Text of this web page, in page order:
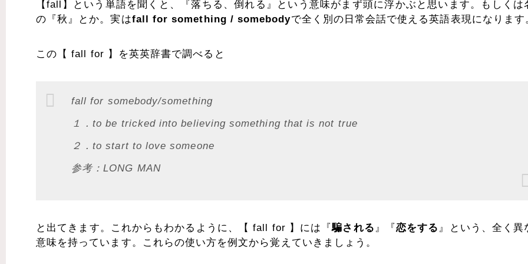
【fall】という単語を聞くと、『落ちる、倒れる』という意味がまず頭に浮かぶと思います。もしくは
の『秋』とか。実はfall for something / somebodyで全く別の日常会話で使える英語表現になります
この【 fall for 】を英英辞書で調べると
fall for somebody/something
１．to be tricked into believing something that is not true
２．to start to love someone
参考：LONG MAN
と出てきます。これからもわかるように、【 fall for 】には『騙される 』『恋をする 』という、全く異
意味を持っています。これらの使い方を例文から覚えていきましょう。